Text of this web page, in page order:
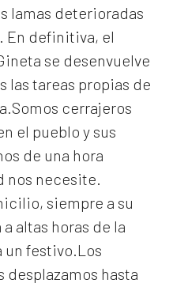
lamas deterioradas
En definitiva, el
se desenvuelve
las tareas propias de
cerrajeros
el pueblo y sus
de una hora
nos necesite.
, siempre a su
altas horas de la
un festivo.Los
desplazamos hasta